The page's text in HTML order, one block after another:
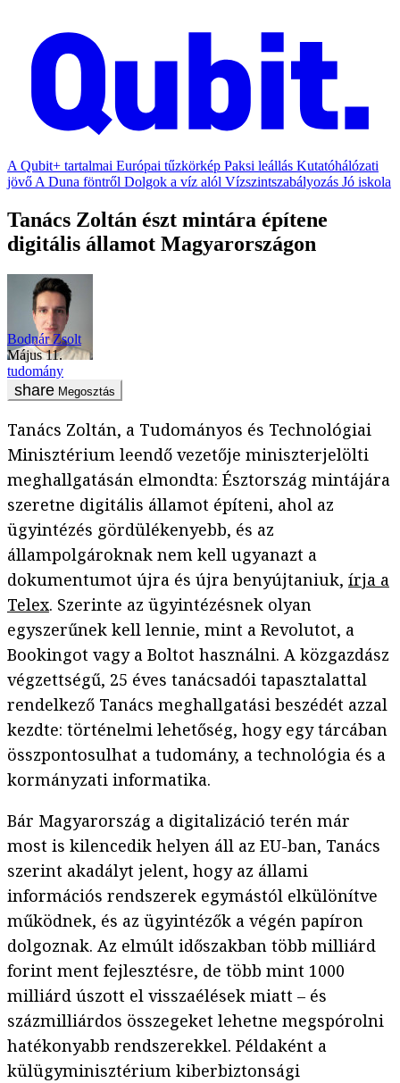
A Qubit+ tartalmai Európai tűzkörkép Paksi leállás Kutatóhálózati
jövő A Duna föntről Dolgok a víz alól Vízszintszabályozás Jó iskola
Tanács Zoltán észt mintára építene
digitális államot Magyarországon
Bodnár Zsolt
május 11.
tudomány
Megosztás
Tanács Zoltán, a Tudományos és Technológiai
Minisztérium leendő vezetője miniszterjelölti
meghallgatásán elmondta: Észtország mintájára
szeretne digitális államot építeni, ahol az
ügyintézés gördülékenyebb, és az
állampolgároknak nem kell ugyanazt a
dokumentumot újra és újra benyújtaniuk, írja a
Telex. Szerinte az ügyintézésnek olyan
egyszerűnek kell lennie, mint a Revolutot, a
Bookingot vagy a Boltot használni. A közgazdász
végzettségű, 25 éves tanácsadói tapasztalattal
rendelkező Tanács meghallgatási beszédét azzal
kezdte: történelmi lehetőség, hogy egy tárcában
összpontosulhat a tudomány, a technológia és a
kormányzati informatika.
Bár Magyarország a digitalizáció terén már
most is kilencedik helyen áll az EU-ban, Tanács
szerint akadályt jelent, hogy az állami
információs rendszerek egymástól elkülönítve
működnek, és az ügyintézők a végén papíron
dolgoznak. Az elmúlt időszakban több milliárd
forint ment fejlesztésre, de több mint 1000
milliárd úszott el visszaélések miatt – és
százmilliárdos összegeket lehetne megspórolni
hatékonyabb rendszerekkel. Példaként a
külügyminisztérium kiberbiztonsági